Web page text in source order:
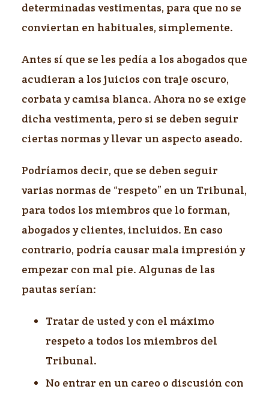
determinadas vestimentas, para que no se
conviertan en habituales, simplemente.
Antes sí que se les pedía a los abogados que
acudieran a los juicios con traje oscuro,
corbata y camisa blanca. Ahora no se exige
dicha vestimenta, pero si se deben seguir
ciertas normas y llevar un aspecto aseado.
Podríamos decir, que se deben seguir
varias normas de “respeto” en un Tribunal,
para todos los miembros que lo forman,
abogados y clientes, incluidos. En caso
contrario, podría causar mala impresión y
empezar con mal pie. Algunas de las
pautas serían:
Tratar de usted y con el máximo
respeto a todos los miembros del
Tribunal.
No entrar en un careo o discusión con